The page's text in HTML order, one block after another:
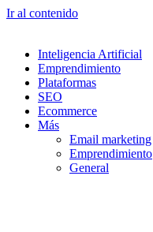
Ir al contenido
Inteligencia Artificial
Emprendimiento
Plataformas
SEO
Ecommerce
Más
Email marketing
Emprendimiento
General